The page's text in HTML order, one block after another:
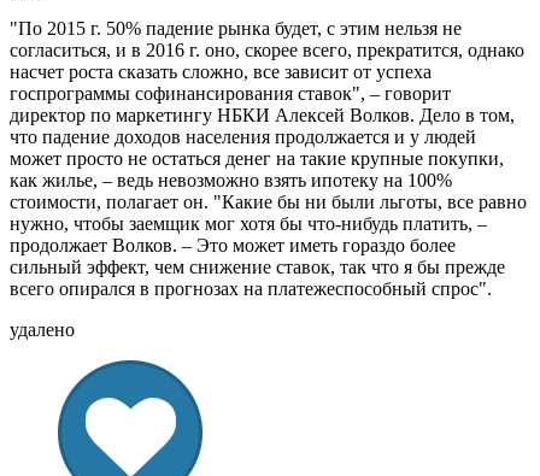
"По 2015 г. 50% падение рынка будет, с этим нельзя не
согласиться, и в 2016 г. оно, скорее всего, прекратится, однако
насчет роста сказать сложно, все зависит от успеха
госпрограммы софинансирования ставок", – говорит
директор по маркетингу НБКИ Алексей Волков. Дело в том,
что падение доходов населения продолжается и у людей
может просто не остаться денег на такие крупные покупки,
как жилье, – ведь невозможно взять ипотеку на 100%
стоимости, полагает он. "Какие бы ни были льготы, все равно
нужно, чтобы заемщик мог хотя бы что-нибудь платить, –
продолжает Волков. – Это может иметь гораздо более
сильный эффект, чем снижение ставок, так что я бы прежде
всего опирался в прогнозах на платежеспособный спрос".
удалено